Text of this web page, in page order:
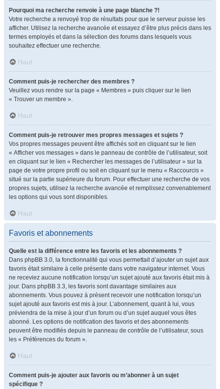
Pourquoi ma recherche renvoie à une page blanche ?!
Votre recherche a renvoyé trop de résultats pour que le serveur puisse les
afficher. Utilisez la recherche avancée et essayez d’être plus précis dans les
termes employés et dans la sélection des forums dans lesquels vous
souhaitez effectuer une recherche.
Haut
Comment puis-je rechercher des membres ?
Veuillez vous rendre sur la page « Membres » puis cliquer sur le lien
« Trouver un membre ».
Haut
Comment puis-je retrouver mes propres messages et sujets ?
Vos propres messages peuvent être affichés soit en cliquant sur le lien
« Afficher vos messages » dans le panneau de contrôle de l’utilisateur, soit
en cliquant sur le lien « Rechercher les messages de l’utilisateur » sur la
page de votre propre profil ou soit en cliquant sur le menu « Raccourcis »
situé sur la partie supérieure du forum. Pour effectuer une recherche de vos
propres sujets, utilisez la recherche avancée et remplissez convenablement
les options qui vous sont disponibles.
Haut
Favoris et abonnements
Quelle est la différence entre les favoris et les abonnements ?
Dans phpBB 3.0, la fonctionnalité qui vous permettait d’ajouter un sujet aux
favoris était similaire à celle présente dans votre navigateur internet. Vous
ne receviez aucune notification lorsqu’un sujet ajouté aux favoris était mis à
jour. Dans phpBB 3.3, les favoris sont davantage similaires aux
abonnements. Vous pouvez à présent recevoir une notification lorsqu’un
sujet ajouté aux favoris est mis à jour. L’abonnement, quant à lui, vous
préviendra de la mise à jour d’un forum ou d’un sujet auquel vous êtes
abonné. Les options de notification des favoris et des abonnements
peuvent être modifiés depuis le panneau de contrôle de l’utilisateur, sous
les « Préférences du forum ».
Haut
Comment puis-je ajouter aux favoris ou m’abonner à un sujet
spécifique ?